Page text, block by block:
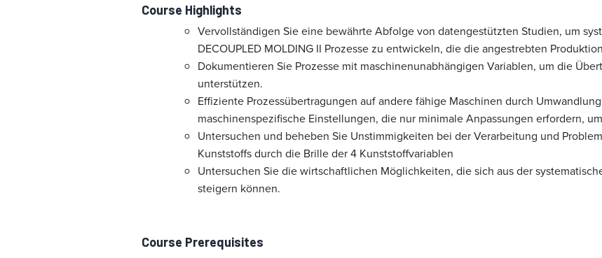
Course Highlights
Vervollständigen Sie eine bewährte Abfolge von datengestützten Studien, um
DECOUPLED MOLDING II Prozesse zu entwickeln, die die angestrebten
Dokumentieren Sie Prozesse mit maschinenunabhängigen Variablen, um die
unterstützen.
Effiziente Prozessübertragungen auf andere fähige Maschinen durch
maschinenspezifische Einstellungen, die nur minimale Anpassungen erfordern,
Untersuchen und beheben Sie Unstimmigkeiten bei der Verarbeitung und
Kunststoffs durch die Brille der 4 Kunststoffvariablen
Untersuchen Sie die wirtschaftlichen Möglichkeiten, die sich aus der
steigern können.
Course Prerequisites